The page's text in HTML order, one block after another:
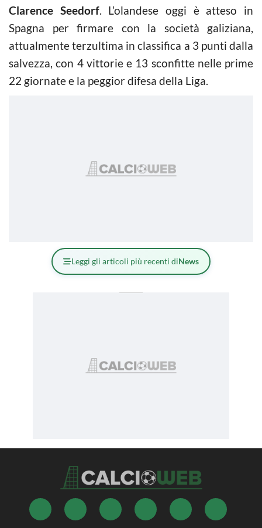
Clarence Seedorf. L’olandese oggi è atteso in
Spagna per firmare con la società galiziana,
attualmente terzultima in classifica a 3 punti dalla
salvezza, con 4 vittorie e 13 sconfitte nelle prime
22 giornate e la peggior difesa della Liga.
Leggi gli articoli più recenti diNews